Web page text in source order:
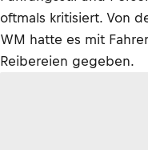
oftmals kritisiert. Von
WM hatte es mit
Reibereien gegeben.